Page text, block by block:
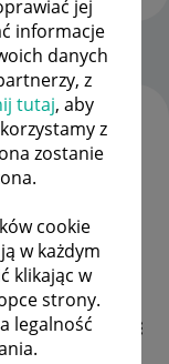
jej
informacje
danych
z
tutaj, aby
z
zostanie
cookie
w każdym
klikając w
strony.
legalność
OPCJE